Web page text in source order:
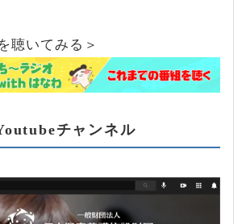
聴いてみる＞
チャンネル